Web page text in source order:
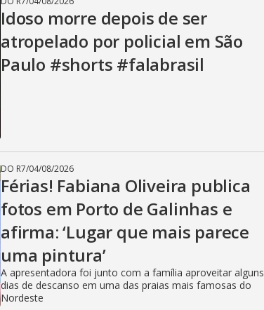
Idoso morre depois de ser
atropelado por policial em São
Paulo #shorts #falabrasil
DO R7/04/08/2026
Férias! Fabiana Oliveira publica
fotos em Porto de Galinhas e
afirma: ‘Lugar que mais parece
uma pintura’
A apresentadora foi junto com a família aproveitar alguns
dias de descanso em uma das praias mais famosas do
Nordeste